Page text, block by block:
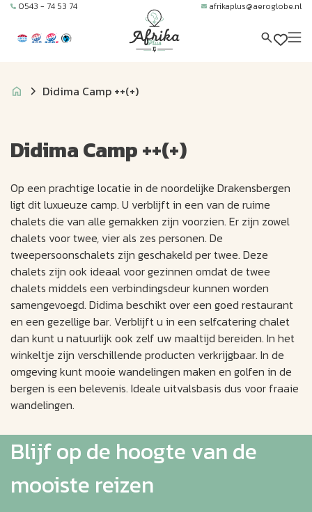
0543 - 74 53 74 afrikaplus@aeroglobe.nl
Didima Camp ++(+)
Didima Camp ++(+)
Op een prachtige locatie in de noordelijke Drakensbergen
ligt dit luxueuze camp. U verblijft in een van de ruime
chalets die van alle gemakken zijn voorzien. Er zijn zowel
chalets voor twee, vier als zes personen. De
tweepersoonschalets zijn geschakeld per twee. Deze
chalets zijn ook ideaal voor gezinnen omdat de twee
chalets middels een verbindingsdeur kunnen worden
samengevoegd. Didima beschikt over een goed restaurant
en een gezellige bar. Verblijft u in een selfcatering chalet
dan kunt u natuurlijk ook zelf uw maaltijd bereiden. In het
winkeltje zijn verschillende producten verkrijgbaar. In de
omgeving kunt mooie wandelingen maken en golfen in de
bergen is een belevenis. Ideale uitvalsbasis dus voor fraaie
wandelingen.
Blijf op de hoogte van de
mooiste reizen